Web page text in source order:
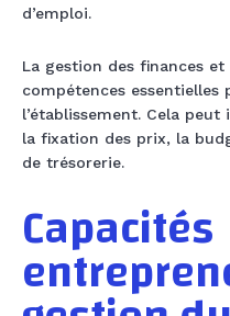
d’emploi.
La gestion des finances
compétences
l’établissement. Cela
la fixation des prix, la
de trésorerie.
Capacités